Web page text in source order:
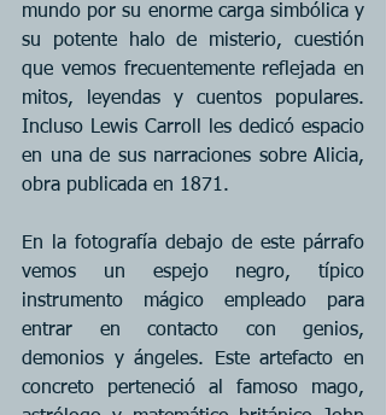
mundo por su enorme carga simbólica y
su potente halo de misterio, cuestión
que vemos frecuentemente reflejada en
mitos, leyendas y cuentos populares.
Incluso Lewis Carroll les dedicó espacio
en una de sus narraciones sobre Alicia,
obra publicada en 1871.
En la fotografía debajo de este párrafo
vemos un espejo negro, típico
instrumento mágico empleado para
entrar en contacto con genios,
demonios y ángeles. Este artefacto en
concreto perteneció al famoso mago,